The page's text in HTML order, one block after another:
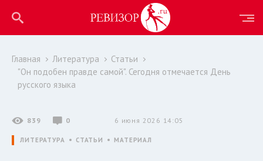
Главная Литература
Статьи
"Он подобен правде самой". Сегодня отмечается День
русского языка
839 0 6 июня 2026 14:05
ЛИТЕРАТУРА СТАТЬИ МАТЕРИАЛ